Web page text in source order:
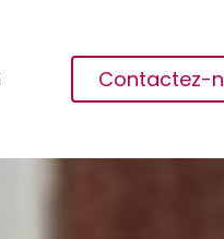
Contactez-